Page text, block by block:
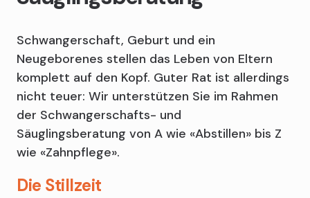
Schwangerschaft, Geburt und ein
Neugeborenes stellen das Leben von Eltern
komplett auf den Kopf. Guter Rat ist allerdings
nicht teuer: Wir unterstützen Sie im Rahmen
der Schwangerschafts- und
Säuglingsberatung von A wie «Abstillen» bis Z
wie «Zahnpflege».
Die Stillzeit